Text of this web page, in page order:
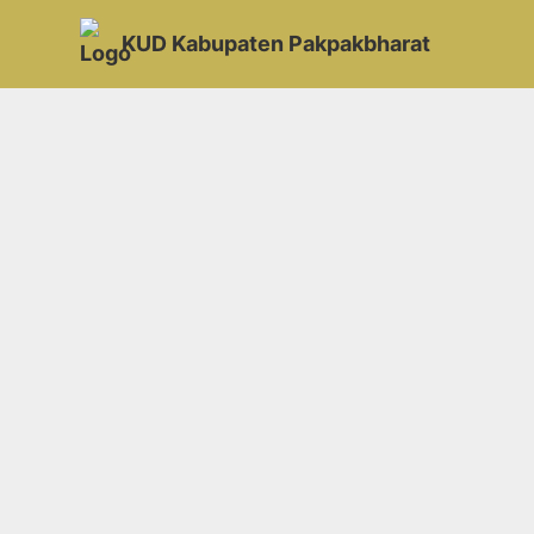
KUD Kabupaten Pakpakbharat